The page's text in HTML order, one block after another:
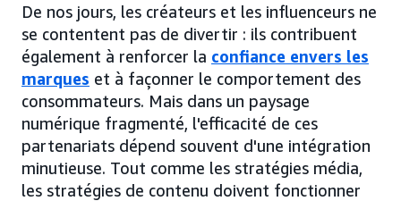
De nos jours, les créateurs et les influenceurs ne
se contentent pas de divertir : ils contribuent
également à renforcer la confiance envers les
marques et à façonner le comportement des
consommateurs. Mais dans un paysage
numérique fragmenté, l'efficacité de ces
partenariats dépend souvent d'une intégration
minutieuse. Tout comme les stratégies média,
les stratégies de contenu doivent fonctionner